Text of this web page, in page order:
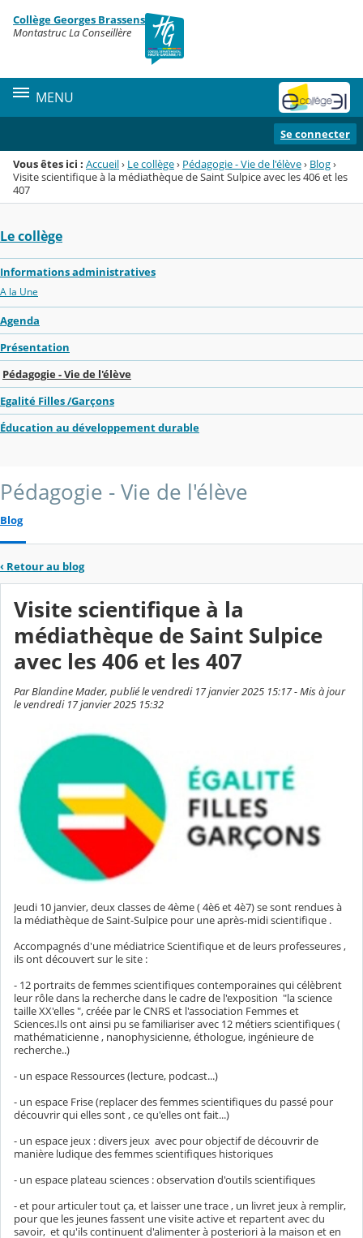
Menu de la rubrique
Contenu
Collège Georges Brassens
Montastruc La Conseillère
MENU
Se connecter
Vous êtes ici : Accueil› Le collège› Pédagogie - Vie de l'élève› Blog›
Visite scientifique à la médiathèque de Saint Sulpice avec les 406 et les
407
Le collège
Informations administratives
A la Une
Agenda
Présentation
Pédagogie - Vie de l'élève
Egalité Filles /Garçons
Éducation au développement durable
Pédagogie - Vie de l'élève
Blog
‹ Retour au blog
Visite scientifique à la
médiathèque de Saint Sulpice
avec les 406 et les 407
Par Blandine Mader, publié le vendredi 17 janvier 2025 15:17 - Mis à jour
le vendredi 17 janvier 2025 15:32
Jeudi 10 janvier, deux classes de 4ème ( 4è6 et 4è7) se sont rendues à
la médiathèque de Saint-Sulpice pour une après-midi scientifique .
Accompagnés d'une médiatrice Scientifique et de leurs professeures ,
ils ont découvert sur le site :
- 12 portraits de femmes scientifiques contemporaines qui célèbrent
leur rôle dans la recherche dans le cadre de l'exposition "la science
taille XX'elles ", créée par le CNRS et l'association Femmes et
Sciences.Ils ont ainsi pu se familiariser avec 12 métiers scientifiques (
mathématicienne , nanophysicienne, éthologue, ingénieure de
recherche..)
- un espace Ressources (lecture, podcast...)
- un espace Frise (replacer des femmes scientifiques du passé pour
découvrir qui elles sont , ce qu'elles ont fait...)
- un espace jeux : divers jeux avec pour objectif de découvrir de
manière ludique des femmes scientifiques historiques
- un espace plateau sciences : observation d'outils scientifiques
- et pour articuler tout ça, et laisser une trace , un livret jeux à remplir,
pour que les jeunes fassent une visite active et repartent avec du
savoir, et qu'ils continuent d'alimenter à posteriori à la maison et en